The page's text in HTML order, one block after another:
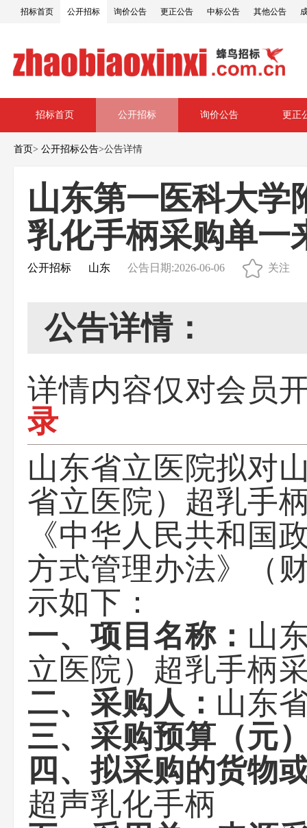
招标首页 公开招标 询价公告 更正公告 中标公告 其他公告
招标首页 公开招标 询价公告 更正
首页> 公开招标公告>公告详情
山东第一医科大学
乳化手柄采购单一
公开招标 山东 公告日期:2026-06-06 关注
公告详情：
详情内容仅对会员
录
山东省立医院拟对
省立医院）超乳手
《中华人民共和国
方式管理办法》（
示如下：
一、项目名称： 山
立医院）超乳手柄
二、采购人： 山东
三、采购预算（元
四、拟采购的货物
超声乳化手柄